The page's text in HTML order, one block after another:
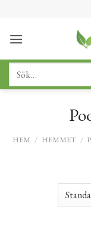
content
Sök
HEM / HEMMET /